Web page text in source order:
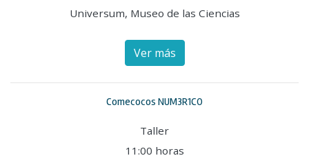
Universum, Museo de las Ciencias
Ver más
Comecocos NUM3R1CO
Taller
11:00 horas